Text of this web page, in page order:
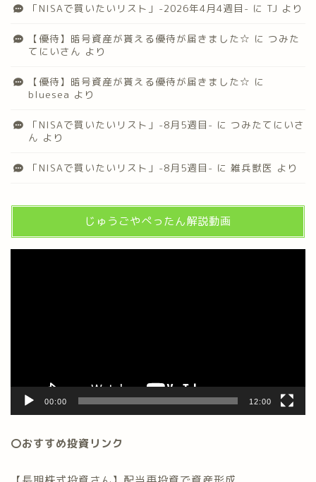
「NISAで買いたいリスト」-2026年4月4週目- に TJ より
【優待】暗号資産が貰える優待が届きました☆ に つみた
てにいさん より
【優待】暗号資産が貰える優待が届きました☆ に
bluesea より
「NISAで買いたいリスト」-8月5週目- に つみたてにいさ
ん より
「NISAで買いたいリスト」-8月5週目- に 雑兵獣医 より
じゅうごやぺったん解説動画
00:00 12:00
〇おすすめ投資リンク